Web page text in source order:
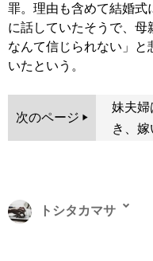
罪。理由も含めて結婚式
に話していたそうで、母
なんて信じられない」と
いたという。
次のページ
妹夫婦
き、
トシタカマサ